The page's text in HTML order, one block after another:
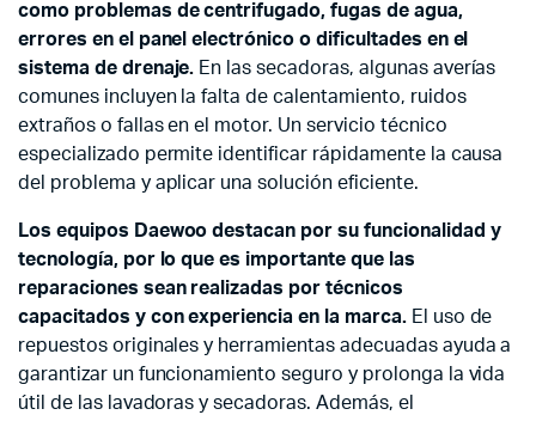
como problemas de centrifugado, fugas de agua,
errores en el panel electrónico o dificultades en el
sistema de drenaje. En las secadoras, algunas averías
comunes incluyen la falta de calentamiento, ruidos
extraños o fallas en el motor. Un servicio técnico
especializado permite identificar rápidamente la causa
del problema y aplicar una solución eficiente.
Los equipos Daewoo destacan por su funcionalidad y
tecnología, por lo que es importante que las
reparaciones sean realizadas por técnicos
capacitados y con experiencia en la marca.El uso de
repuestos originales y herramientas adecuadas ayuda a
garantizar un funcionamiento seguro y prolonga la vida
útil de las lavadoras y secadoras. Además, el